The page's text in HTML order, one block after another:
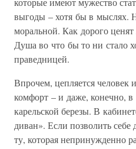
выгоды – хотя бы в мыслях.
моральной. Как дорого
Душа во что бы то ни стало
праведницей.
Впрочем, цепляется человек
комфорт – и даже, конечно,
карельской березы. В
диван». Если позволить
ту, которая непринужденно